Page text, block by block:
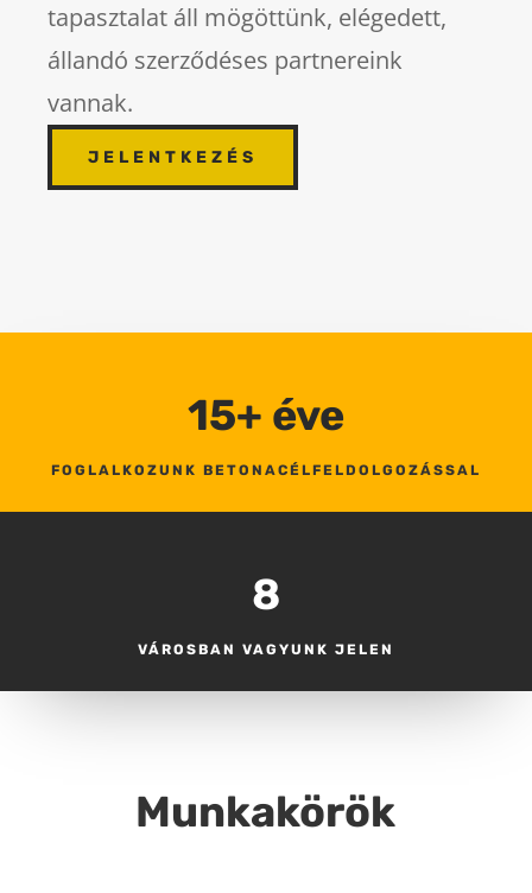
tapasztalat áll mögöttünk, elégedett,
állandó szerződéses partnereink
vannak.
JELENTKEZÉS
15+ éve
FOGLALKOZUNK BETONACÉLFELDOLGOZÁSSAL
8
VÁROSBAN VAGYUNK JELEN
Munkakörök